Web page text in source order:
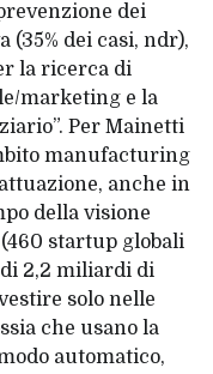
dei
(35% dei casi, ndr),
la ricerca di
marketing e la
Per Mainetti
manufacturing
anche in
della visione
startup globali
2,2 miliardi di
solo nelle
che usano la
automatico,